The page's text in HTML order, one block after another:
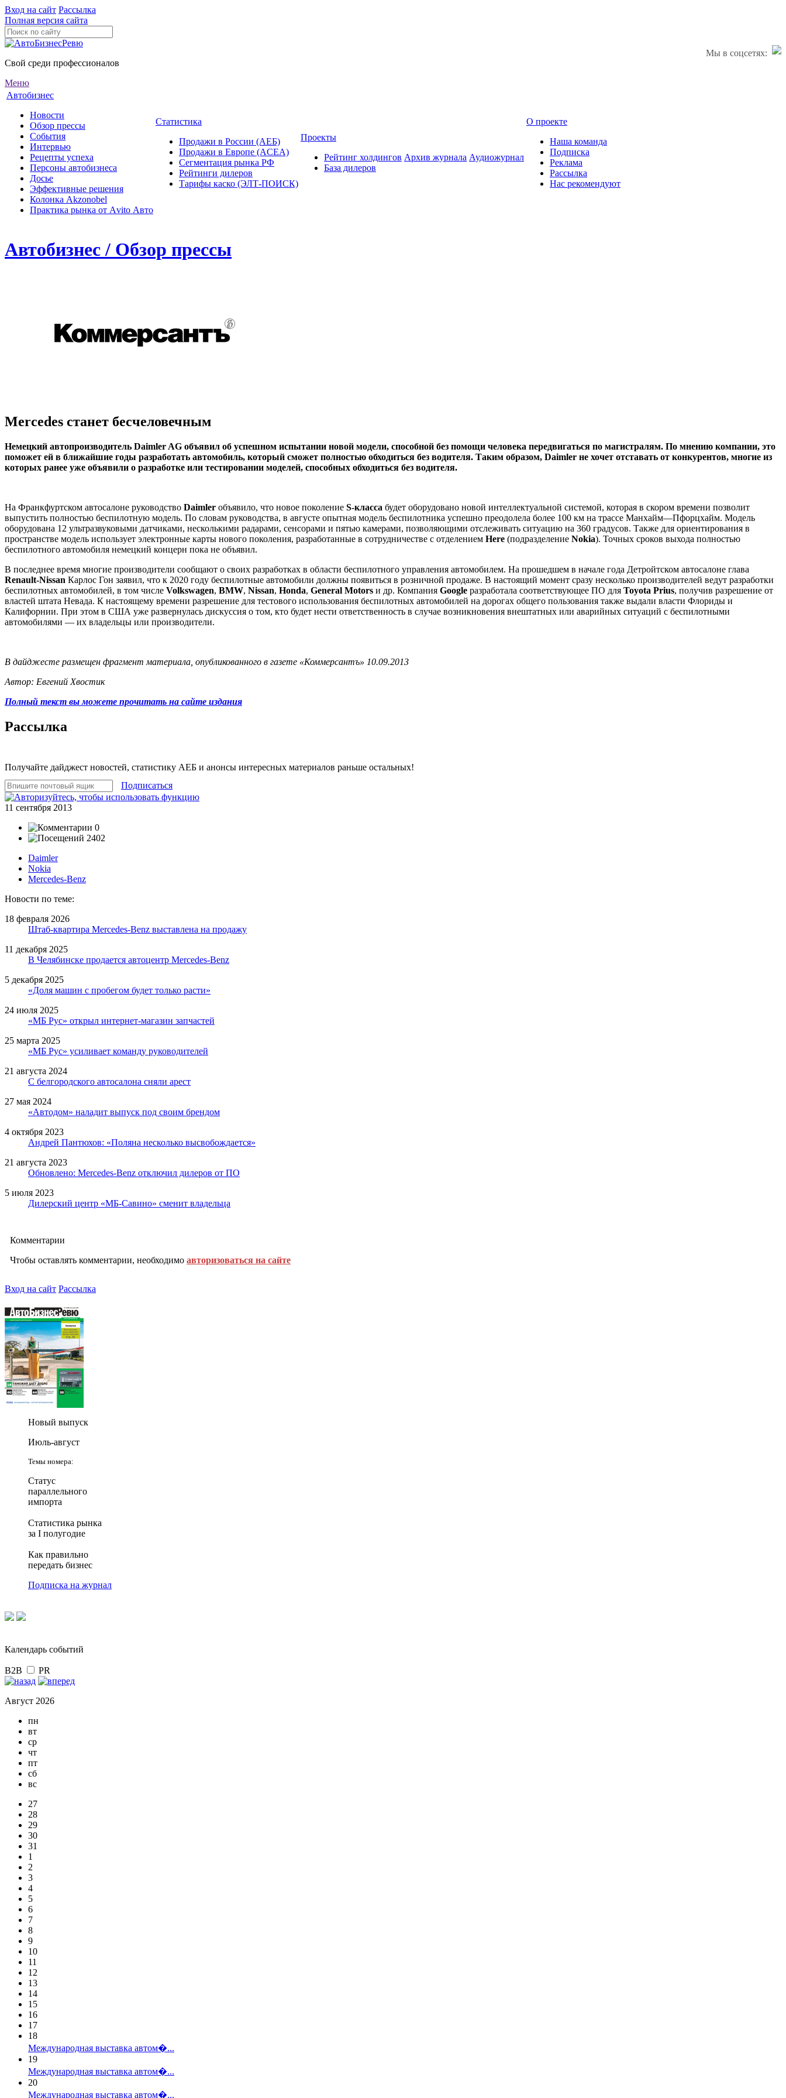
Вход на сайт Рассылка
Полная версия сайта
Мы в соцсетях:
Свой среди профессионалов
Меню
Автобизнес
Новости
Обзор прессы
События
Интервью
Рецепты успеха
Персоны автобизнеса
Досье
Эффективные решения
Колонка Akzonobel
Практика рынка от Аvito Авто
Статистика
Продажи в России (АЕБ)
Продажи в Европе (ACEA)
Сегментация рынка РФ
Рейтинги дилеров
Тарифы каско (ЭЛТ-ПОИСК)
Проекты
Рейтинг холдингов
База дилеров
Архив журнала Аудиожурнал
О проекте
Наша команда
Подписка
Реклама
Рассылка
Нас рекомендуют
Автобизнес / Обзор прессы
Mercedes станет бесчеловечным
Немецкий автопроизводитель Daimler AG объявил об успешном испытании новой модели, способной без помощи человека передвигаться по магистралям. По мнению компании, это
поможет ей в ближайшие годы разработать автомобиль, который сможет полностью обходиться без водителя. Таким образом, Daimler не хочет отставать от конкурентов, многие из
которых ранее уже объявили о разработке или тестировании моделей, способных обходиться без водителя.
На Франкфуртском автосалоне руководство Daimler объявило, что новое поколение S-класса будет оборудовано новой интеллектуальной системой, которая в скором времени позволит
выпустить полностью беспилотную модель. По словам руководства, в августе опытная модель беспилотника успешно преодолела более 100 км на трассе Манхайм—Пфорцхайм. Модель
оборудована 12 ультразвуковыми датчиками, несколькими радарами, сенсорами и пятью камерами, позволяющими отслеживать ситуацию на 360 градусов. Также для ориентирования в
пространстве модель использует электронные карты нового поколения, разработанные в сотрудничестве с отделением Here (подразделение Nokia). Точных сроков выхода полностью
беспилотного автомобиля немецкий концерн пока не объявил.
В последнее время многие производители сообщают о своих разработках в области беспилотного управления автомобилем. На прошедшем в начале года Детройтском автосалоне глава
Renault-Nissan Карлос Гон заявил, что к 2020 году беспилотные автомобили должны появиться в розничной продаже. В настоящий момент сразу несколько производителей ведут разработки
беспилотных автомобилей, в том числе Volkswagen, BMW, Nissan, Honda, General Motors и др. Компания Google разработала соответствующее ПО для Toyota Prius, получив разрешение от
властей штата Невада. К настоящему времени разрешение для тестового использования беспилотных автомобилей на дорогах общего пользования также выдали власти Флориды и
Калифорнии. При этом в США уже развернулась дискуссия о том, кто будет нести ответственность в случае возникновения внештатных или аварийных ситуаций с беспилотными
автомобилями — их владельцы или производители.
В дайджесте размещен фрагмент материала, опубликованного в газете «Коммерсантъ» 10.09.2013
Автор: Евгений Хвостик
Полный текст вы можете прочитать на сайте издания
Рассылка
Получайте дайджест новостей, статистику АЕБ и анонсы интересных материалов раньше остальных!
Подписаться
11 сентября 2013
0
2402
Daimler
Nokia
Mercedes-Benz
Новости по теме:
18 февраля 2026
Штаб-квартира Mercedes-Benz выставлена на продажу
11 декабря 2025
В Челябинске продается автоцентр Mercedes-Benz
5 декабря 2025
«Доля машин с пробегом будет только расти»
24 июля 2025
«МБ Рус» открыл интернет-магазин запчастей
25 марта 2025
«МБ Рус» усиливает команду руководителей
21 августа 2024
С белгородского автосалона сняли арест
27 мая 2024
«Автодом» наладит выпуск под своим брендом
4 октября 2023
Андрей Пантюхов: «Поляна несколько высвобождается»
21 августа 2023
Обновлено: Mercedes-Benz отключил дилеров от ПО
5 июля 2023
Дилерский центр «МБ-Савино» сменит владельца
Комментарии
Чтобы оставлять комментарии, необходимо авторизоваться на сайте
Вход на сайт Рассылка
Новый выпуск
Июль-август
Темы номера:
Статус
параллельного
импорта
Статистика рынка
за I полугодие
Как правильно
передать бизнес
Подписка на журнал
Календарь событий
B2B PR
Август 2026
пн
вт
ср
чт
пт
сб
вс
27
28
29
30
31
1
2
3
4
5
6
7
8
9
10
11
12
13
14
15
16
17
18
Международная выставка автом�...
19
Международная выставка автом�...
20
Международная выставка автом�...